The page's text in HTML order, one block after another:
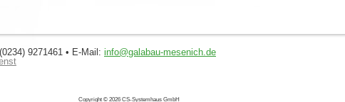
9271461 • E-Mail: info@galabau-mesenich.de
Copyright © 2026 CS-Systemhaus GmbH